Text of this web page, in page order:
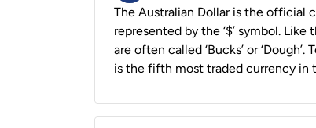
The Australian Dollar is the official
represented by the ‘$’ symbol.
are often called ‘Bucks’ or
is the fifth most traded currency in